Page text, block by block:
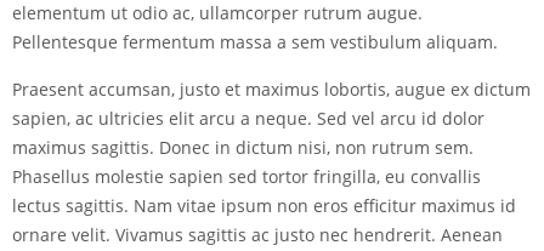
elementum ut odio ac, ullamcorper rutrum augue.
Pellentesque fermentum massa a sem vestibulum aliquam.
Praesent accumsan, justo et maximus lobortis, augue ex dictum
sapien, ac ultricies elit arcu a neque. Sed vel arcu id dolor
maximus sagittis. Donec in dictum nisi, non rutrum sem.
Phasellus molestie sapien sed tortor fringilla, eu convallis
lectus sagittis. Nam vitae ipsum non eros efficitur maximus id
ornare velit. Vivamus sagittis ac justo nec hendrerit. Aenean